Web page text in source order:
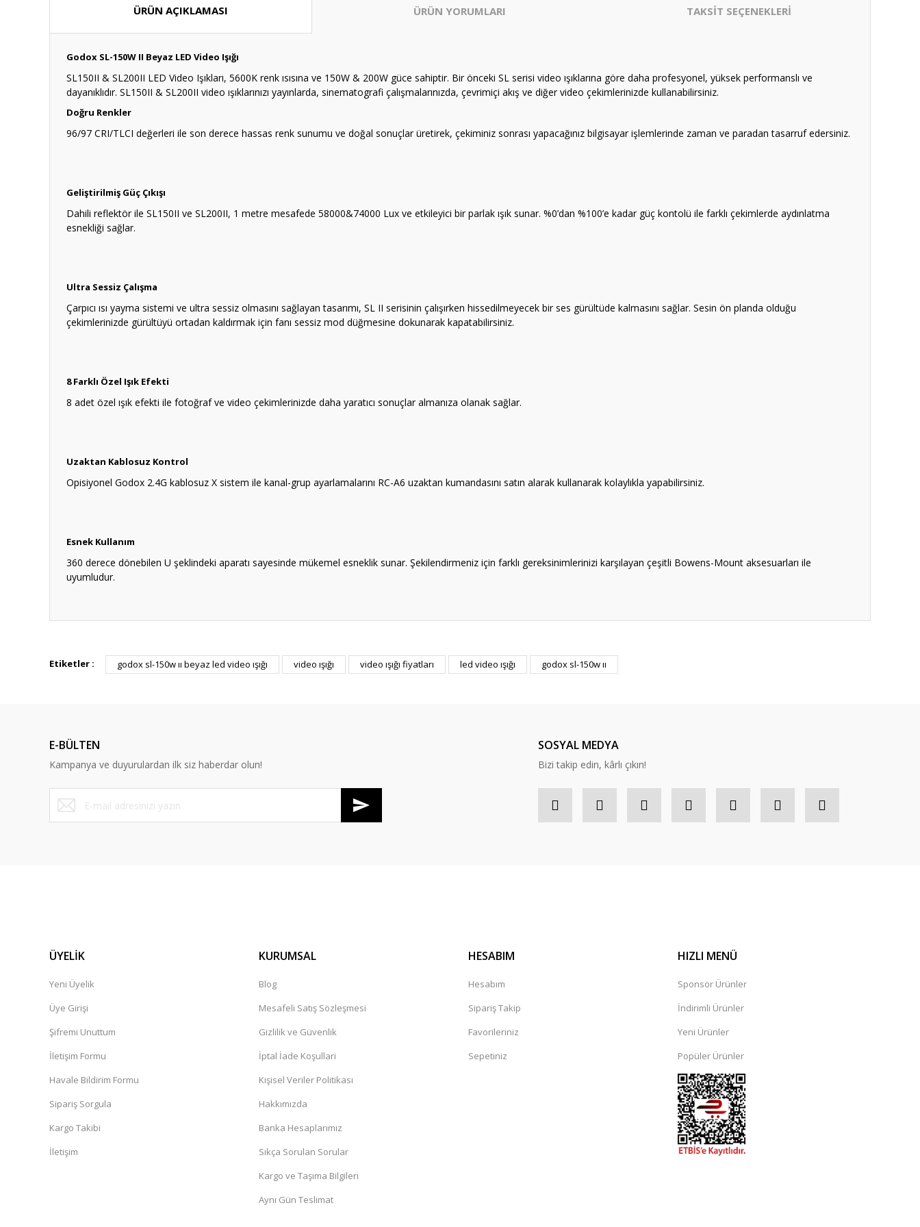
ÜRÜN AÇIKLAMASI ÜRÜN YORUMLARI TAKSİT SEÇENEKLERİ
Godox SL-150W II Beyaz LED Video Işığı
SL150II & SL200II LED Video Işıkları, 5600K renk ısısına ve 150W & 200W güce sahiptir. Bir önceki SL serisi video ışıklarına göre daha profesyonel, yüksek performanslı ve
dayanıklıdır. SL150II & SL200II video ışıklarınızı yayınlarda, sinematografi çalışmalarınızda, çevrimiçi akış ve diğer video çekimlerinizde kullanabilirsiniz.
Doğru Renkler
96/97 CRI/TLCI değerleri ile son derece hassas renk sunumu ve doğal sonuçlar üretirek, çekiminiz sonrası yapacağınız bilgisayar işlemlerinde zaman ve paradan tasarruf edersiniz.
Geliştirilmiş Güç Çıkışı
Dahili reflektör ile SL150II ve SL200II, 1 metre mesafede 58000&74000 Lux ve etkileyici bir parlak ışık sunar. %0’dan %100’e kadar güç kontolü ile farklı çekimlerde aydınlatma
esnekliği sağlar.
Ultra Sessiz Çalışma
Çarpıcı ısı yayma sistemi ve ultra sessiz olmasını sağlayan tasarımı, SL II serisinin çalışırken hissedilmeyecek bir ses gürültüde kalmasını sağlar. Sesin ön planda olduğu
çekimlerinizde gürültüyü ortadan kaldırmak için fanı sessiz mod düğmesine dokunarak kapatabilirsiniz.
8 Farklı Özel Işık Efekti
8 adet özel ışık efekti ile fotoğraf ve video çekimlerinizde daha yaratıcı sonuçlar almanıza olanak sağlar.
Uzaktan Kablosuz Kontrol
Opisiyonel Godox 2.4G kablosuz X sistem ile kanal-grup ayarlamalarını RC-A6 uzaktan kumandasını satın alarak kullanarak kolaylıkla yapabilirsiniz.
Esnek Kullanım
360 derece dönebilen U şeklindeki aparatı sayesinde mükemel esneklik sunar. Şekilendirmeniz için farklı gereksinimlerinizi karşılayan çeşitli Bowens-Mount aksesuarları ile
uyumludur.
Bu ürüne ilk yorumu siz yapın!
Etiketler : godox sl-150w ıı beyaz led video ışığı video ışığı video ışığı fiyatları led video ışığı godox sl-150w ıı
E-BÜLTEN
Kampanya ve duyurulardan ilk siz haberdar olun!
SOSYAL MEDYA
Bizi takip edin, kârlı çıkın!
ÜYELİK
Yeni Üyelik
Üye Girişi
Şifremi Unuttum
İletişim Formu
Havale Bildirim Formu
Sipariş Sorgula
Kargo Takibi
İletişim
KURUMSAL
Blog
Mesafeli Satış Sözleşmesi
Gizlilik ve Güvenlik
İptal İade Koşullari
Kişisel Veriler Politikası
Hakkımızda
Banka Hesaplarımız
Sıkça Sorulan Sorular
Kargo ve Taşıma Bilgileri
Aynı Gün Teslimat
HESABIM
Hesabım
Sipariş Takip
Favorileriniz
Sepetiniz
HIZLI MENÜ
Sponsor Ürünler
İndirimli Ürünler
Yeni Ürünler
Popüler Ürünler